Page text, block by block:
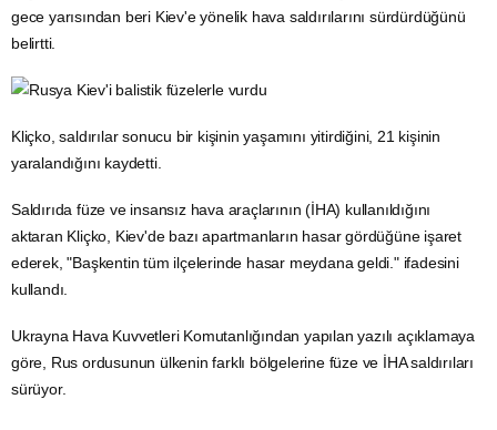
gece yarısından beri Kiev'e yönelik hava saldırılarını sürdürdüğünü
belirtti.
Kliçko, saldırılar sonucu bir kişinin yaşamını yitirdiğini, 21 kişinin
yaralandığını kaydetti.
Saldırıda füze ve insansız hava araçlarının (İHA) kullanıldığını
aktaran Kliçko, Kiev'de bazı apartmanların hasar gördüğüne işaret
ederek, "Başkentin tüm ilçelerinde hasar meydana geldi." ifadesini
kullandı.
Ukrayna Hava Kuvvetleri Komutanlığından yapılan yazılı açıklamaya
göre, Rus ordusunun ülkenin farklı bölgelerine füze ve İHA saldırıları
sürüyor.